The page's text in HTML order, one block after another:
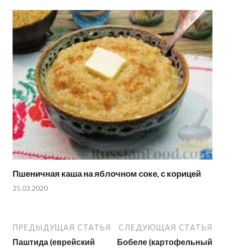
Пшеничная каша на яблочном соке, с корицей
25.03.2020
ПРЕДЫДУЩАЯ СТАТЬЯ
Паштида (еврейский
СЛЕДУЮЩАЯ СТАТЬЯ
Бобеле (картофельный